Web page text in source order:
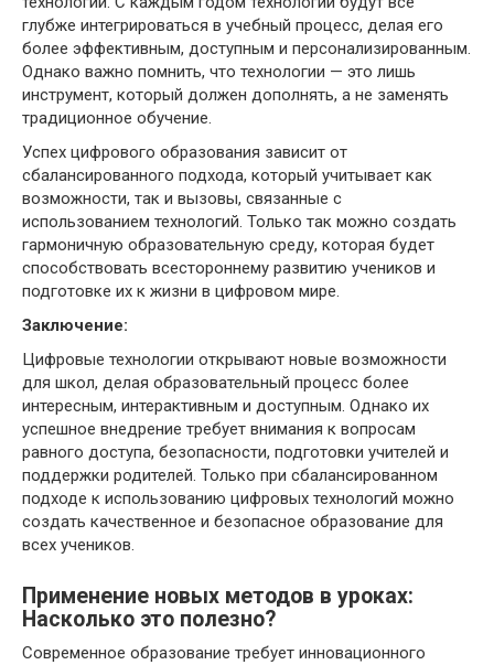
глубже интегрироваться в учебный процесс, делая его
более эффективным, доступным и персонализированным.
Однако важно помнить, что технологии — это лишь
инструмент, который должен дополнять, а не заменять
традиционное обучение.
Успех цифрового образования зависит от
сбалансированного подхода, который учитывает как
возможности, так и вызовы, связанные с
использованием технологий. Только так можно создать
гармоничную образовательную среду, которая будет
способствовать всестороннему развитию учеников и
подготовке их к жизни в цифровом мире.
Заключение:
Цифровые технологии открывают новые возможности
для школ, делая образовательный процесс более
интересным, интерактивным и доступным. Однако их
успешное внедрение требует внимания к вопросам
равного доступа, безопасности, подготовки учителей и
поддержки родителей. Только при сбалансированном
подходе к использованию цифровых технологий можно
создать качественное и безопасное образование для
всех учеников.
Применение новых методов в уроках:
Насколько это полезно?
Современное образование требует инновационного